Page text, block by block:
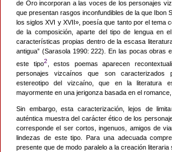
de Oro incorporan a las voces de los personajes
que presentan rasgos inconfundibles de la que Ibon
los siglos XVI y XVII», poesía que tanto por el tema
de la composición, aparte del tipo de lengua en
características propias dentro de la escasa
antigua” (Sarasola 1990: 222). En las pocas obras
este tipo2 , estos poemas aparecen
personajes vizcaínos que son caracterizados
estereotipo del vizcaíno, que en la literatura
mayormente en una jerigonza basada en el
Sin embargo, esta caracterización, lejos de
auténtica muestra del carácter ético de los
corresponde el ser cortos, ingenuos, amigos de
lindezas de este tipo. Para una adecuada
presente que de modo paralelo a la creación